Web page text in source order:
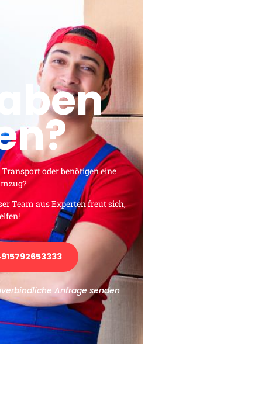
Transport oder benötigen eine
Team aus Experten freut sich,
Anfrage senden